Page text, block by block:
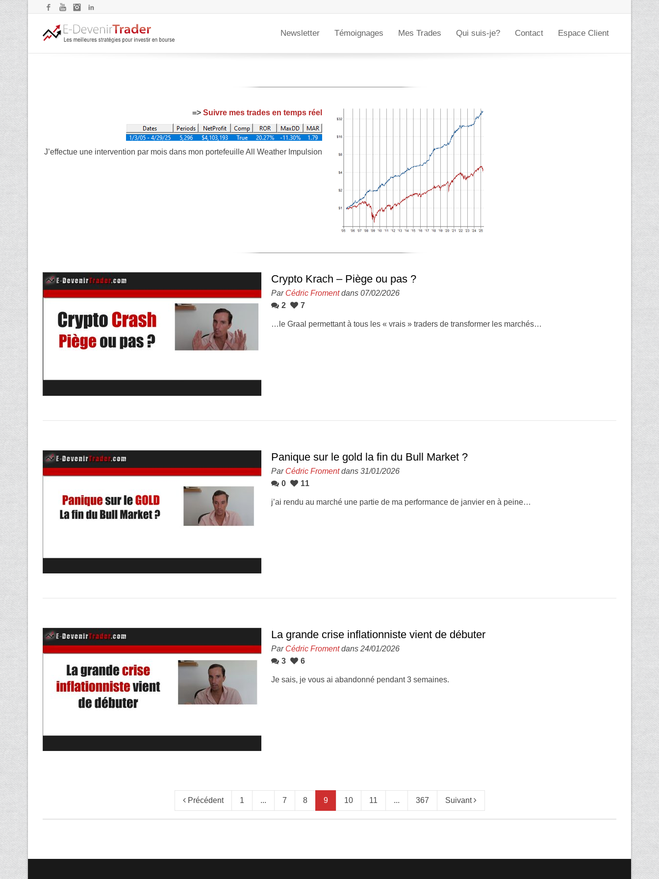
FacebookYouTubeInstagram
Newsletter Témoignages Mes Trades Qui suis-je? Contact Espace Client
=> Suivre mes trades en temps réel
J’effectue une intervention par mois dans mon portefeuille All Weather Impulsion
Crypto Krach – Piège ou pas ?
Par Cédric Fromentdans 07/02/2026
2
7
…le Graal permettant à tous les « vrais » traders de transformer les marchés…
Panique sur le gold la fin du Bull Market ?
Par Cédric Fromentdans 31/01/2026
0
11
j’ai rendu au marché une partie de ma performance de janvier en à peine…
La grande crise inflationniste vient de débuter
Par Cédric Fromentdans 24/01/2026
3
6
Je sais, je vous ai abandonné pendant 3 semaines.
Précédent 1 ... 7 8 9 10 11 ... 367 Suivant